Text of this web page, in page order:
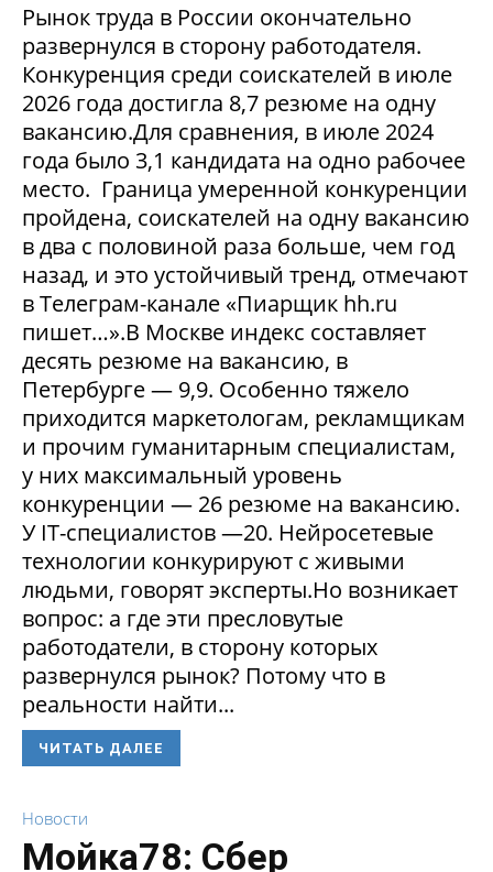
Рынок труда в России окончательно
развернулся в сторону работодателя.
Конкуренция среди соискателей в июле
2026 года достигла 8,7 резюме на одну
вакансию.Для сравнения, в июле 2024
года было 3,1 кандидата на одно рабочее
место. Граница умеренной конкуренции
пройдена, соискателей на одну вакансию
в два с половиной раза больше, чем год
назад, и это устойчивый тренд, отмечают
в Телеграм-канале «Пиарщик hh.ru
пишет…».В Москве индекс составляет
десять резюме на вакансию, в
Петербурге — 9,9. Особенно тяжело
приходится маркетологам, рекламщикам
и прочим гуманитарным специалистам,
у них максимальный уровень
конкуренции — 26 резюме на вакансию.
У IT-специалистов —20. Нейросетевые
технологии конкурируют с живыми
людьми, говорят эксперты.Но возникает
вопрос: а где эти пресловутые
работодатели, в сторону которых
развернулся рынок? Потому что в
реальности найти...
ЧИТАТЬ ДАЛЕЕ
Новости
Мойка78: Сбер